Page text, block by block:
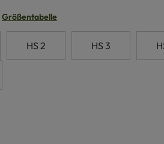
Größentabelle
HS 2 HS 3